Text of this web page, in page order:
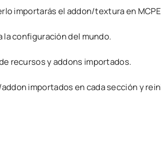
importarás el addon/textura en
la configuración del mundo.
recursos y addons importados.
importados en cada sección y